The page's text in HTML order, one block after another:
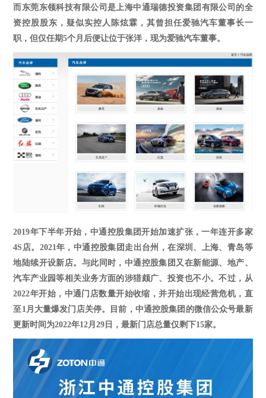
而东莞东领科技有限公司是 上海中通瑞德投资集团有限公司 的全
资控股股东，疑似实控人陈炫霖，其曾担任爱驰汽车董事长一
职，但仅任期5个月后便让位于张洋，现为爱驰汽车董事。
2019年下半年开始， 中通控股集团开始加速扩张，一年连开多家
4S店。 2021年， 中通控股集团 走出台州，在深圳、上海、青岛等
地陆续开设新店。 与此同时，中通控股集团又在新能源、地产、
汽车产业园等相关业务方面的涉猎颇广、投资也不小。不过，从
2022年开始， 中通门店数量开始收缩 ，并开始出现经营危机，直
至 1 月大量爆发门店关停。目前，中通控股集团的微信公众号最新
更新时间为2022年12 月29 日，最新门店总量仅剩下15家。